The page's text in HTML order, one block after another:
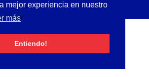
mejor experiencia en nuestro
más
Entiendo!